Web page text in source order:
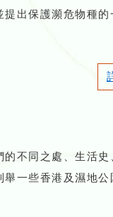
出保護瀕危物種的
不同之處、生活史
一些香港及濕地公